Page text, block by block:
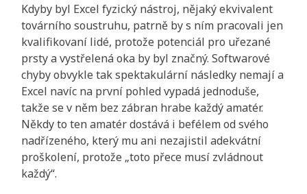
Kdyby byl Excel fyzický nástroj, nějaký ekvivalent
továrního soustruhu, patrně by s ním pracovali jen
kvalifikovaní lidé, protože potenciál pro uřezané
prsty a vystřelená oka by byl značný. Softwarové
chyby obvykle tak spektakulární následky nemají a
Excel navíc na první pohled vypadá jednoduše,
takže se v něm bez zábran hrabe každý amatér.
Někdy to ten amatér dostává i befélem od svého
nadřízeného, který mu ani nezajistil adekvátní
proškolení, protože „toto přece musí zvládnout
každý“.